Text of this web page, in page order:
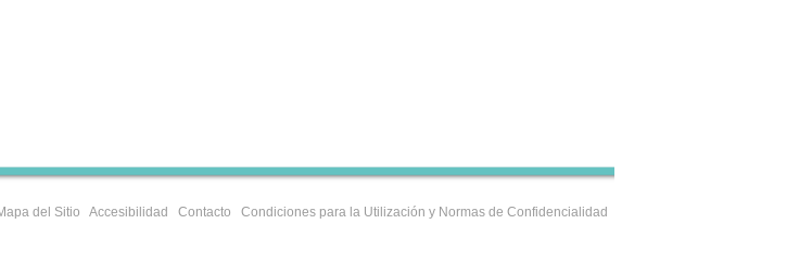
del Sitio Accesibilidad Contacto Condiciones para la Utilización y Normas de Confidencialidad